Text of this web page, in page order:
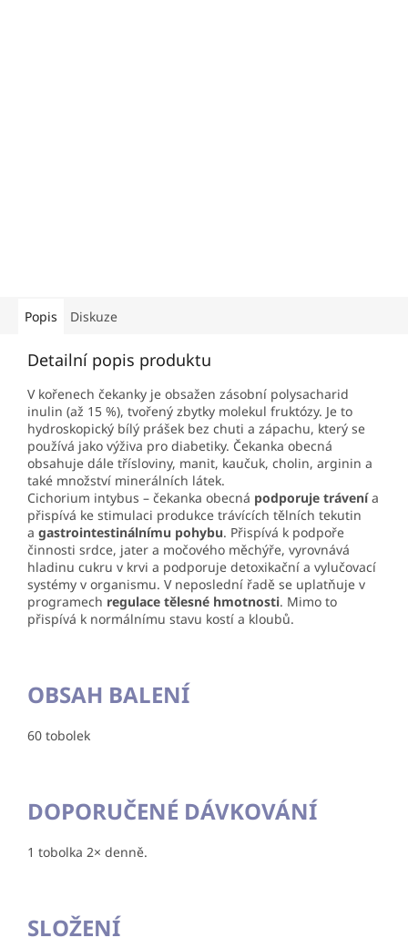
Popis Diskuze
Detailní popis produktu
V kořenech čekanky je obsažen zásobní polysacharid
inulin (až 15 %), tvořený zbytky molekul fruktózy. Je to
hydroskopický bílý prášek bez chuti a zápachu, který se
používá jako výživa pro diabetiky. Čekanka obecná
obsahuje dále třísloviny, manit, kaučuk, cholin, arginin a
také množství minerálních látek.
Cichorium intybus – čekanka obecná podporuje trávenía
přispívá ke stimulaci produkce trávících tělních tekutin
a gastrointestinálnímu pohybu. Přispívá k podpoře
činnosti srdce, jater a močového měchýře, vyrovnává
hladinu cukru v krvi a podporuje detoxikační a vylučovací
systémy v organismu. V neposlední řadě se uplatňuje v
programech regulace tělesné hmotnosti. Mimo to
přispívá k normálnímu stavu kostí a kloubů.
OBSAH BALENÍ
60 tobolek
DOPORUČENÉ DÁVKOVÁNÍ
1 tobolka 2× denně.
SLOŽENÍ